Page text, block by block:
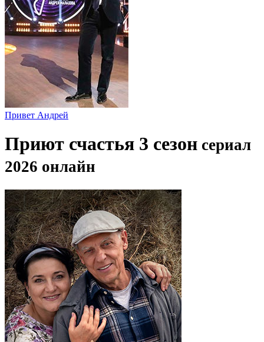
Привет Андpей
Приют счастья 3 сезон сериал
2026 онлайн